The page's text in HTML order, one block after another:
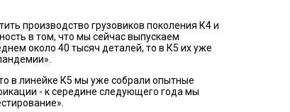
производство грузовиков поколения К4 и
в том, что мы сейчас выпускаем
около 40 тысяч деталей, то в К5 их уже
в линейке К5 мы уже собрали опытные
- к середине следующего года мы